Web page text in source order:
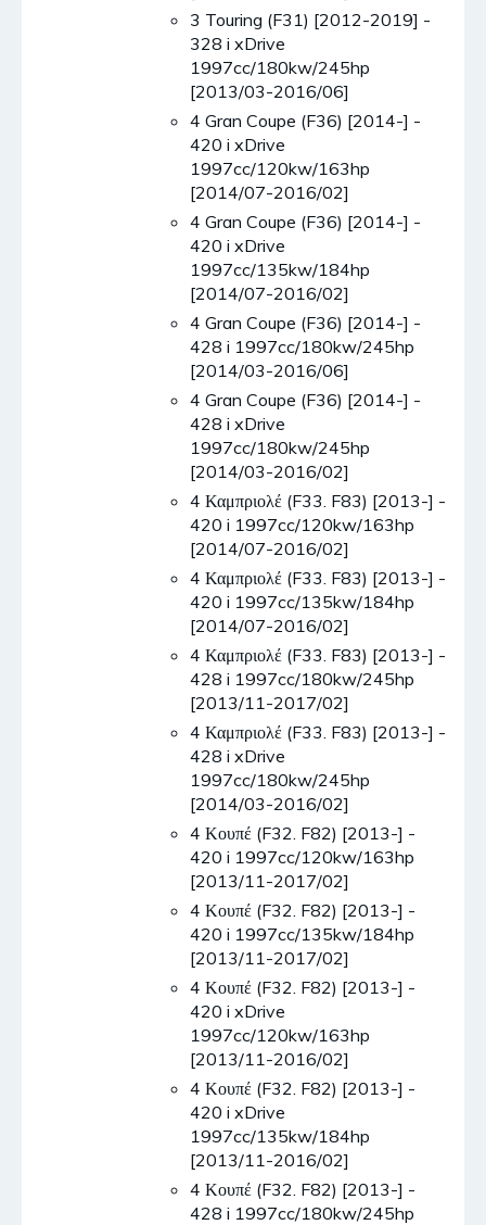
3 Touring (F31) [2012-2019] -
328 i xDrive
1997cc/180kw/245hp
[2013/03-2016/06]
4 Gran Coupe (F36) [2014-] -
420 i xDrive
1997cc/120kw/163hp
[2014/07-2016/02]
4 Gran Coupe (F36) [2014-] -
420 i xDrive
1997cc/135kw/184hp
[2014/07-2016/02]
4 Gran Coupe (F36) [2014-] -
428 i 1997cc/180kw/245hp
[2014/03-2016/06]
4 Gran Coupe (F36) [2014-] -
428 i xDrive
1997cc/180kw/245hp
[2014/03-2016/02]
4 Καμπριολέ (F33. F83) [2013-] -
420 i 1997cc/120kw/163hp
[2014/07-2016/02]
4 Καμπριολέ (F33. F83) [2013-] -
420 i 1997cc/135kw/184hp
[2014/07-2016/02]
4 Καμπριολέ (F33. F83) [2013-] -
428 i 1997cc/180kw/245hp
[2013/11-2017/02]
4 Καμπριολέ (F33. F83) [2013-] -
428 i xDrive
1997cc/180kw/245hp
[2014/03-2016/02]
4 Κουπέ (F32. F82) [2013-] -
420 i 1997cc/120kw/163hp
[2013/11-2017/02]
4 Κουπέ (F32. F82) [2013-] -
420 i 1997cc/135kw/184hp
[2013/11-2017/02]
4 Κουπέ (F32. F82) [2013-] -
420 i xDrive
1997cc/120kw/163hp
[2013/11-2016/02]
4 Κουπέ (F32. F82) [2013-] -
420 i xDrive
1997cc/135kw/184hp
[2013/11-2016/02]
4 Κουπέ (F32. F82) [2013-] -
428 i 1997cc/180kw/245hp